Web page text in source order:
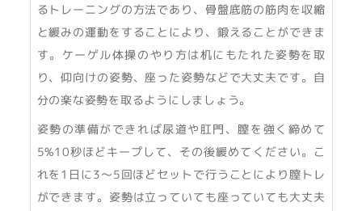
るトレーニングの方法であり、骨盤底筋の筋肉を収縮
と緩みの運動をすることにより、鍛えることができま
す。ケーゲル体操のやり方は机にもたれた姿勢を取
り、仰向けの姿勢、座った姿勢などで大丈夫です。自
分の楽な姿勢を取るようにしましょう。
姿勢の準備ができれば尿道や肛門、膣を強く締めて
5%10秒ほどキープして、その後緩めてください。こ
れを1日に3〜5回ほどセットで行うことにより膣トレ
ができます。姿勢は立っていても座っていても大丈夫